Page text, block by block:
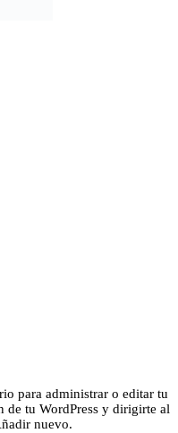
para administrar o editar tu
de tu WordPress y dirigirte al
nuevo.